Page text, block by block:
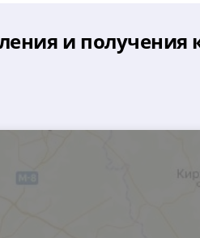
и получения